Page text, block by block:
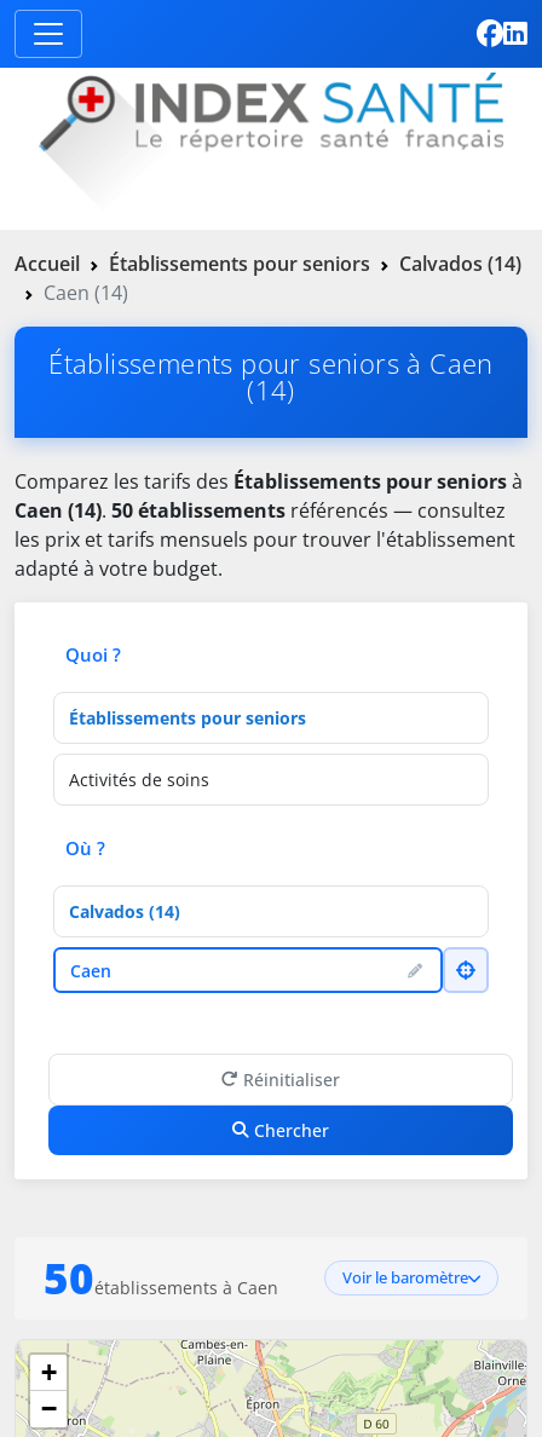
Accueil Établissements pour seniors
Calvados (14)
Caen (14)
Établissements pour seniors à Caen
(14)
Comparez les tarifs des Établissements pour seniorsà
Caen (14). 50 établissements référencés — consultez
les prix et tarifs mensuels pour trouver l'établissement
adapté à votre budget.
Quoi ?
Type d'établissement
Activités de soins
Où ?
Département
VilleCaen
Réinitialiser
Chercher
50établissements à Caen Voir le baromètre
+
−